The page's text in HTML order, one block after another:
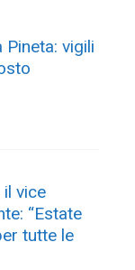
Pineta: vigili
il vice
“Estate
tutte le